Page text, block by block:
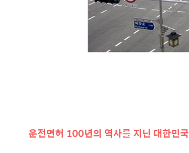
운전면허 100년의 역사를 지닌 대한민국